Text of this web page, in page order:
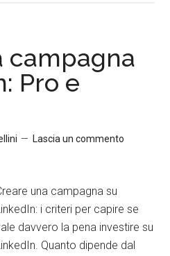
campagna
Pro e
Lascia un commento
una campagna su
i criteri per capire se
davvero la pena investire su
Quanto dipende dal